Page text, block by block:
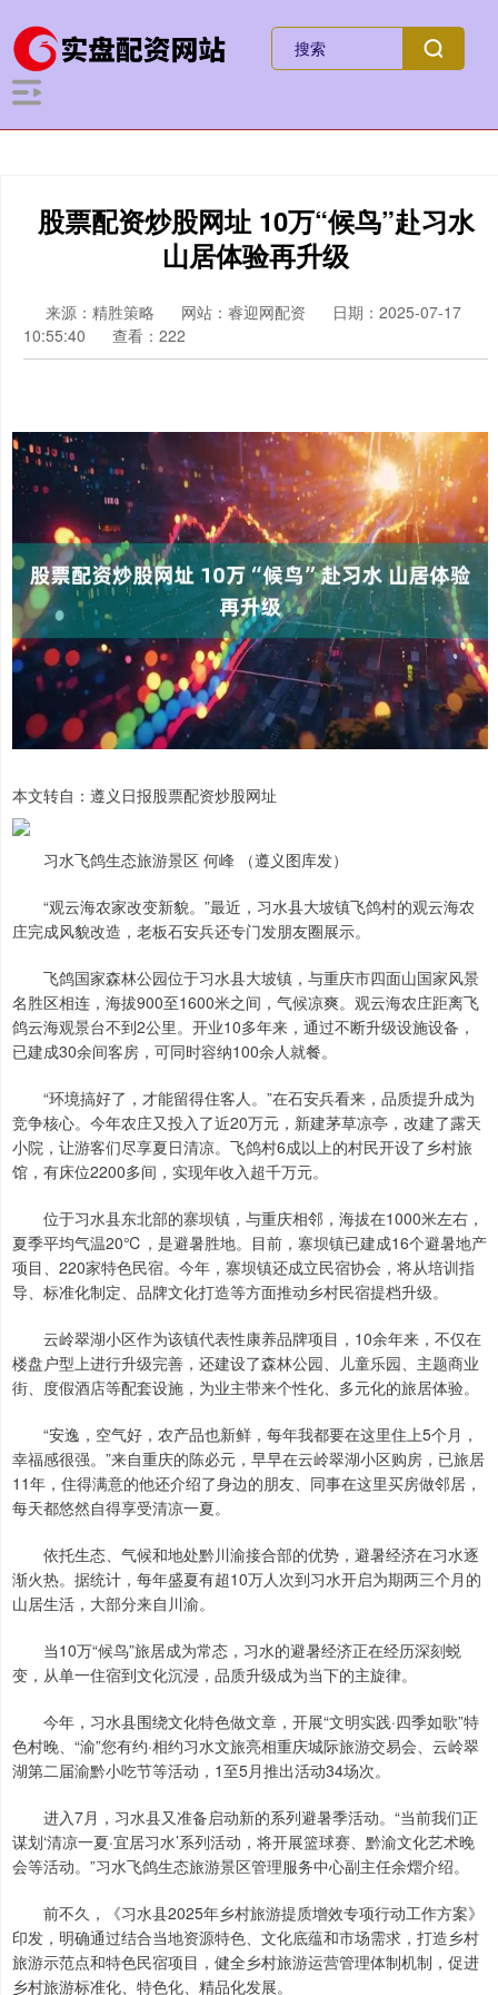
股票配资炒股网址 10万“候鸟”赴习水
山居体验再升级
来源：精胜策略 网站：睿迎网配资
日期：2025-07-17
10:55:40
查看：222
本文转自：遵义日报股票配资炒股网址
习水飞鸽生态旅游景区 何峰 （遵义图库发）
“观云海农家改变新貌。”最近，习水县大坡镇飞鸽村的观云海农
庄完成风貌改造，老板石安兵还专门发朋友圈展示。
飞鸽国家森林公园位于习水县大坡镇，与重庆市四面山国家风景
名胜区相连，海拔900至1600米之间，气候凉爽。观云海农庄距离飞
鸽云海观景台不到2公里。开业10多年来，通过不断升级设施设备，
已建成30余间客房，可同时容纳100余人就餐。
“环境搞好了，才能留得住客人。”在石安兵看来，品质提升成为
竞争核心。今年农庄又投入了近20万元，新建茅草凉亭，改建了露天
小院，让游客们尽享夏日清凉。飞鸽村6成以上的村民开设了乡村旅
馆，有床位2200多间，实现年收入超千万元。
位于习水县东北部的寨坝镇，与重庆相邻，海拔在1000米左右，
夏季平均气温20℃，是避暑胜地。目前，寨坝镇已建成16个避暑地产
项目、220家特色民宿。今年，寨坝镇还成立民宿协会，将从培训指
导、标准化制定、品牌文化打造等方面推动乡村民宿提档升级。
云岭翠湖小区作为该镇代表性康养品牌项目，10余年来，不仅在
楼盘户型上进行升级完善，还建设了森林公园、儿童乐园、主题商业
街、度假酒店等配套设施，为业主带来个性化、多元化的旅居体验。
“安逸，空气好，农产品也新鲜，每年我都要在这里住上5个月，
幸福感很强。”来自重庆的陈必元，早早在云岭翠湖小区购房，已旅居
11年，住得满意的他还介绍了身边的朋友、同事在这里买房做邻居，
每天都悠然自得享受清凉一夏。
依托生态、气候和地处黔川渝接合部的优势，避暑经济在习水逐
渐火热。据统计，每年盛夏有超10万人次到习水开启为期两三个月的
山居生活，大部分来自川渝。
当10万“候鸟”旅居成为常态，习水的避暑经济正在经历深刻蜕
变，从单一住宿到文化沉浸，品质升级成为当下的主旋律。
今年，习水县围绕文化特色做文章，开展“文明实践·四季如歌”特
色村晚、“渝”您有约·相约习水文旅亮相重庆城际旅游交易会、云岭翠
湖第二届渝黔小吃节等活动，1至5月推出活动34场次。
进入7月，习水县又准备启动新的系列避暑季活动。“当前我们正
谋划‘清凉一夏·宜居习水’系列活动，将开展篮球赛、黔渝文化艺术晚
会等活动。”习水飞鸽生态旅游景区管理服务中心副主任余熠介绍。
前不久，《习水县2025年乡村旅游提质增效专项行动工作方案》
印发，明确通过结合当地资源特色、文化底蕴和市场需求，打造乡村
旅游示范点和特色民宿项目，健全乡村旅游运营管理体制机制，促进
乡村旅游标准化、特色化、精品化发展。